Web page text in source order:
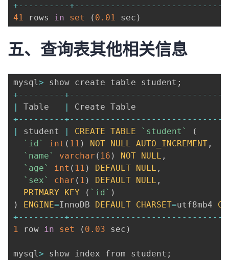
+-- -- -- -- --+-- -- -- -- -- -- -- -- -- -- -- -- -- -- --
41 rows in set ( 0.01 sec )
五、查询表其他相关信息
mysql > show create table student ;
+-- -- -- -- -+-- -- -- -- -- -- -- -- -- -- -- -- -- -- --
|
Table |
+-- -- -- -- -+-- -- -- -- -- -- -- -- -- -- -- -- -- -- --
|
student | CREATE TABLE ` student `
(
` id ` int ( 11 ) NOT NULL AUTO_INCREMENT ,
` name` varchar ( 16 ) NOT NULL ,
` age` int ( 11 ) DEFAULT NULL ,
` sex` char ( 1 ) DEFAULT NULL ,
PRIMARY
KEY ( ` id ` )
)
ENGINE=InnoDB DEFAULT CHARSET=utf8mb4
+-- -- -- -- -+-- -- -- -- -- -- -- -- -- -- -- -- -- -- --
1
row in set ( 0.03 sec )
mysql > show index from student ;